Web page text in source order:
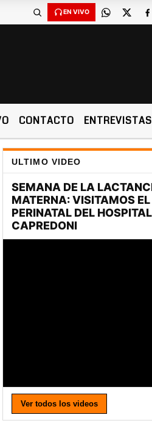
EN VIVO
CONTACTO ENTREVISTAS
ULTIMO VIDEO
Ver todos los videos